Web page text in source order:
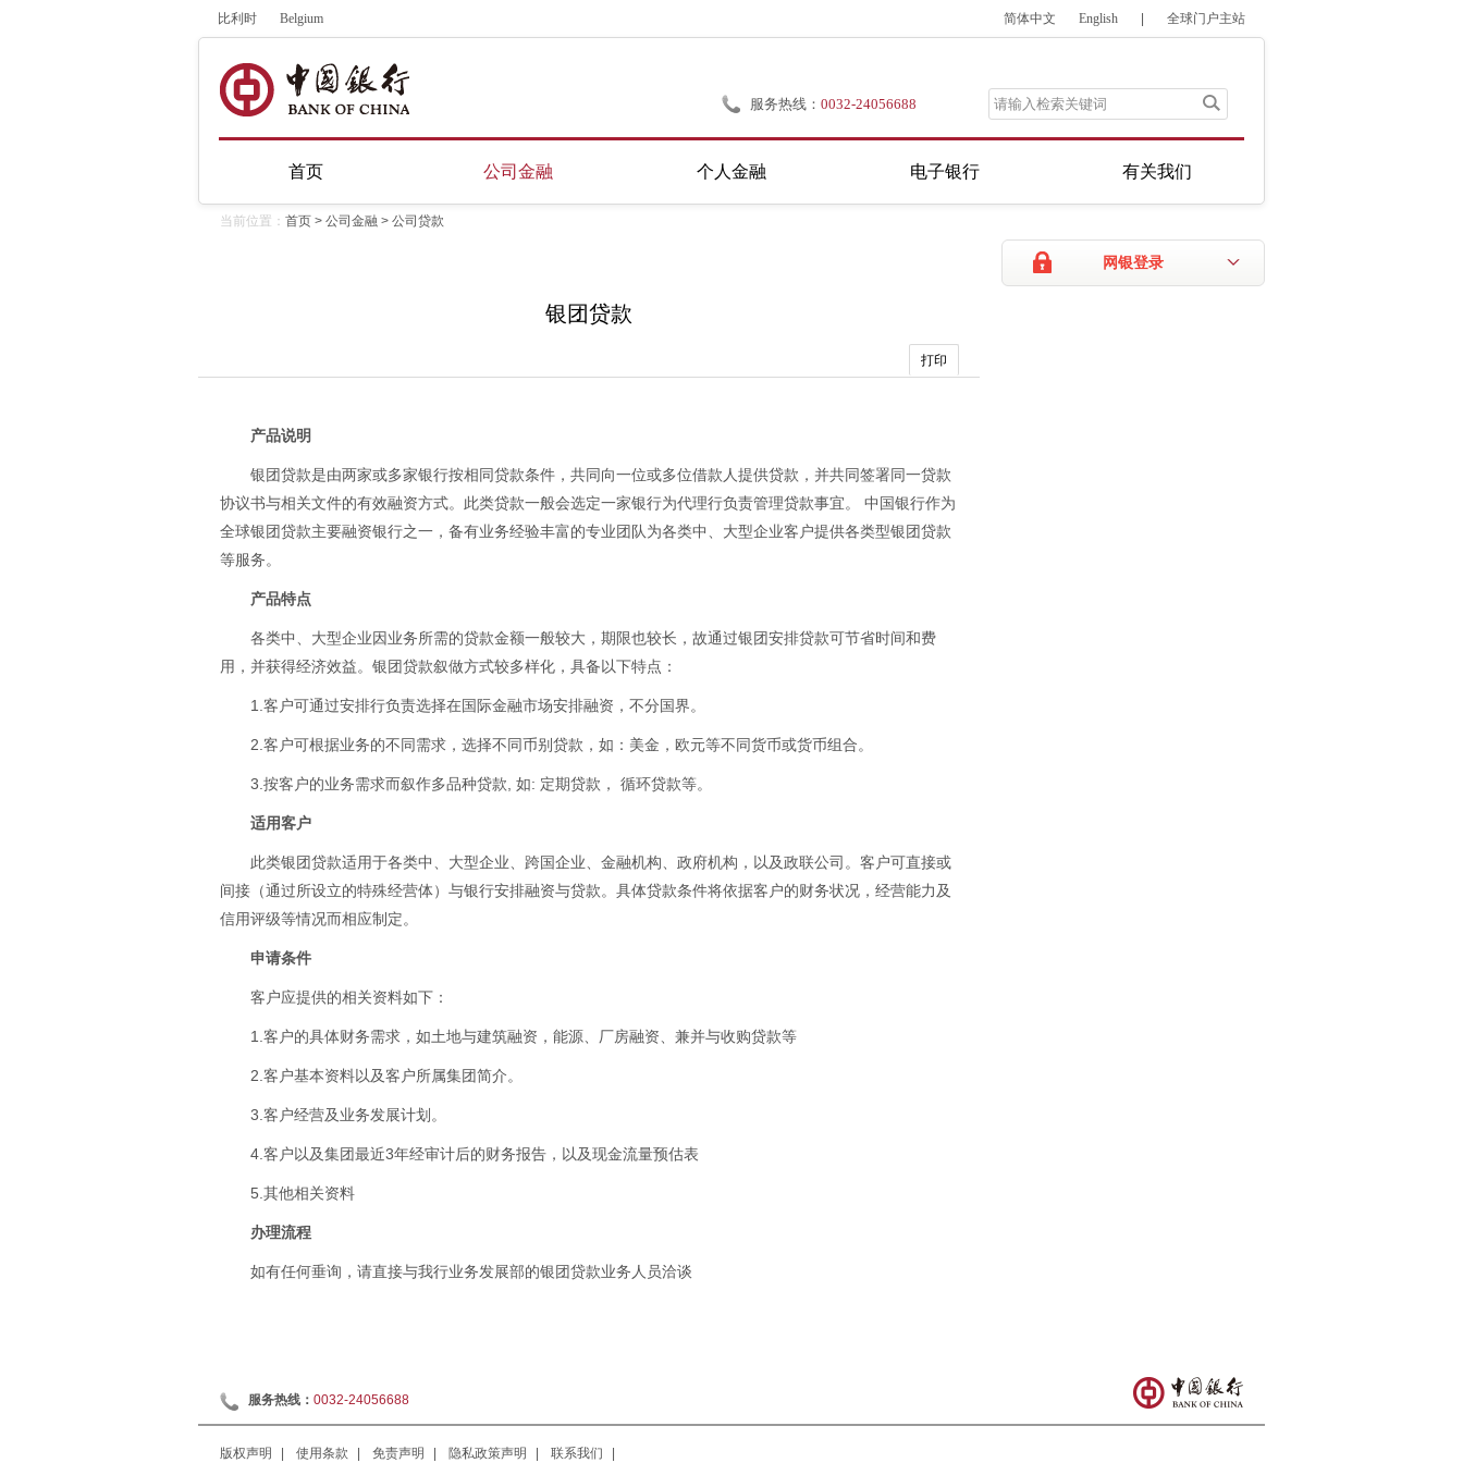
比利时 Belgium 简体中文 English 全球门户主站
服务热线： 0032-24056688
首页 公司金融 个人金融 电子银行 有关我们
当前位置： 首页 > 公司金融 > 公司贷款
网银登录
银团贷款
打印
产品说明
银团贷款是由两家或多家银行按相同贷款条件，共同向一位或多位借款人提供贷款，并共同签署同一贷款
协议书与相关文件的有效融资方式。此类贷款一般会选定一家银行为代理行负责管理贷款事宜。 中国银行作为
全球银团贷款主要融资银行之一，备有业务经验丰富的专业团队为各类中、大型企业客户提供各类型银团贷款
等服务。
产品特点
各类中、大型企业因业务所需的贷款金额一般较大，期限也较长，故通过银团安排贷款可节省时间和费
用，并获得经济效益。银团贷款叙做方式较多样化，具备以下特点：
1.客户可通过安排行负责选择在国际金融市场安排融资，不分国界。
2.客户可根据业务的不同需求，选择不同币别贷款，如：美金，欧元等不同货币或货币组合。
3.按客户的业务需求而叙作多品种贷款, 如: 定期贷款， 循环贷款等。
适用客户
此类银团贷款适用于各类中、大型企业、跨国企业、金融机构、政府机构，以及政联公司。客户可直接或
间接（通过所设立的特殊经营体）与银行安排融资与贷款。具体贷款条件将依据客户的财务状况，经营能力及
信用评级等情况而相应制定。
申请条件
客户应提供的相关资料如下：
1.客户的具体财务需求，如土地与建筑融资，能源、厂房融资、兼并与收购贷款等
2.客户基本资料以及客户所属集团简介。
3.客户经营及业务发展计划。
4.客户以及集团最近3年经审计后的财务报告，以及现金流量预估表
5.其他相关资料
办理流程
如有任何垂询，请直接与我行业务发展部的银团贷款业务人员洽谈
服务热线： 0032-24056688
版权声明 使用条款 免责声明 隐私政策声明 联系我们